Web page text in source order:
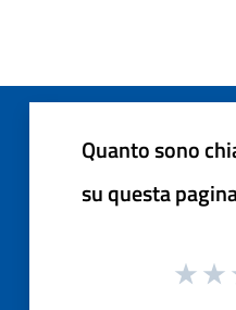
Quanto sono
su questa